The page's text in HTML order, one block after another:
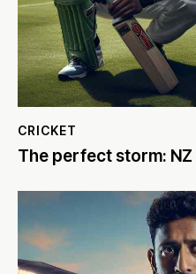
CRICKET
The perfect storm: NZ